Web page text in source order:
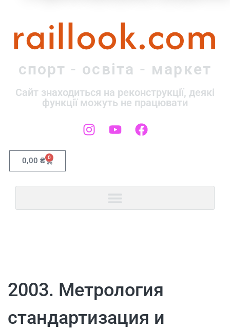
raillook.com
спорт - освіта - маркет
Сайт знаходиться на реконструкції, деякі
функції можуть не працювати
0,00 ₴ 0
2003. Метрология
стандартизация и